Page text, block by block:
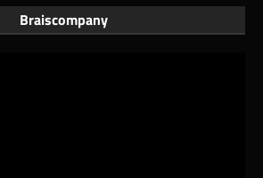
Braiscompany